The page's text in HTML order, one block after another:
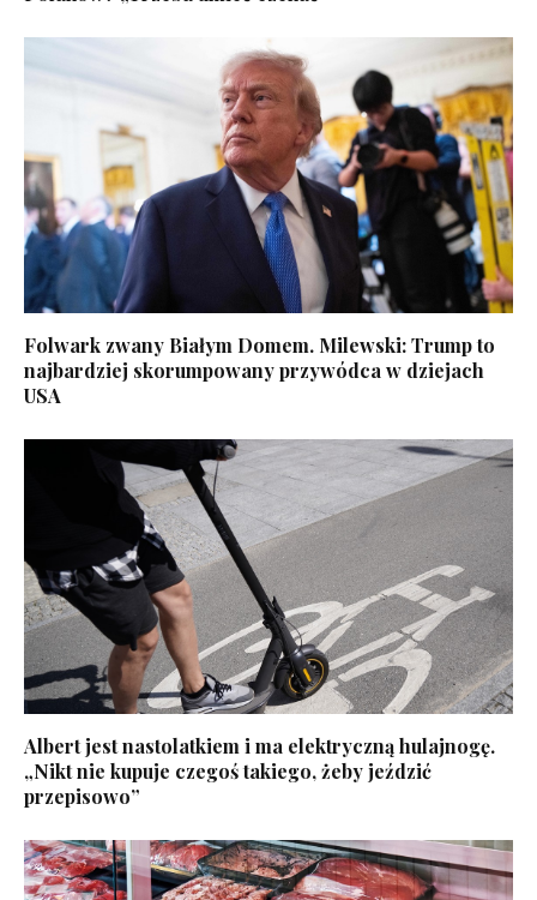
Folwark zwany Białym Domem. Milewski: Trump to
najbardziej skorumpowany przywódca w dziejach
USA
Albert jest nastolatkiem i ma elektryczną hulajnogę.
„Nikt nie kupuje czegoś takiego, żeby jeździć
przepisowo”